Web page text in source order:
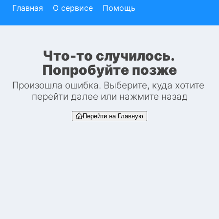
Главная О сервисе Помощь
Что-то случилось.
Попробуйте позже
Произошла ошибка. Выберите, куда хотите
перейти далее или нажмите назад
Перейти на Главную